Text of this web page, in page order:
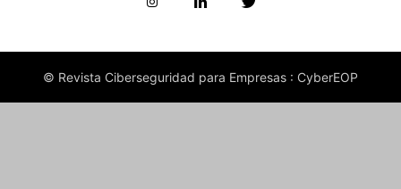
© Revista Ciberseguridad para Empresas : CyberEOP